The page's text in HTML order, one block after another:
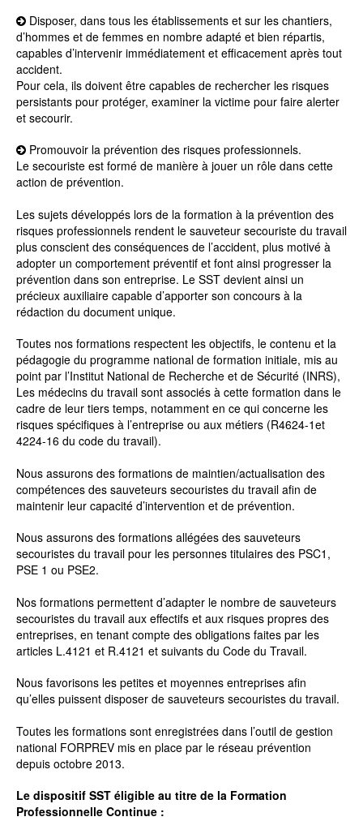
Disposer, dans tous les établissements et sur les chantiers,
d’hommes et de femmes en nombre adapté et bien répartis,
capables d’intervenir immédiatement et efficacement après tout
accident.
Pour cela, ils doivent être capables de rechercher les risques
persistants pour protéger, examiner la victime pour faire alerter
et secourir.
Promouvoir la prévention des risques professionnels.
Le secouriste est formé de manière à jouer un rôle dans cette
action de prévention.
Les sujets développés lors de la formation à la prévention des
risques professionnels rendent le sauveteur secouriste du travail
plus conscient des conséquences de l’accident, plus motivé à
adopter un comportement préventif et font ainsi progresser la
prévention dans son entreprise. Le SST devient ainsi un
précieux auxiliaire capable d’apporter son concours à la
rédaction du document unique.
Toutes nos formations respectent les objectifs, le contenu et la
pédagogie du programme national de formation initiale, mis au
point par l’Institut National de Recherche et de Sécurité (INRS),
Les médecins du travail sont associés à cette formation dans le
cadre de leur tiers temps, notamment en ce qui concerne les
risques spécifiques à l’entreprise ou aux métiers (R4624-1et
4224-16 du code du travail).
Nous assurons des formations de maintien/actualisation des
compétences des sauveteurs secouristes du travail afin de
maintenir leur capacité d’intervention et de prévention.
Nous assurons des formations allégées des sauveteurs
secouristes du travail pour les personnes titulaires des PSC1,
PSE 1 ou PSE2.
Nos formations permettent d’adapter le nombre de sauveteurs
secouristes du travail aux effectifs et aux risques propres des
entreprises, en tenant compte des obligations faites par les
articles L.4121 et R.4121 et suivants du Code du Travail.
Nous favorisons les petites et moyennes entreprises afin
qu’elles puissent disposer de sauveteurs secouristes du travail.
Toutes les formations sont enregistrées dans l’outil de gestion
national FORPREV mis en place par le réseau prévention
depuis octobre 2013.
Le dispositif SST éligible au titre de la Formation
Professionnelle Continue :